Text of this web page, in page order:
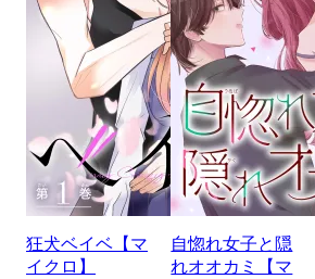
狂犬ベイベ【マ
イクロ】
自惚れ女子と隠
れオオカミ【マ